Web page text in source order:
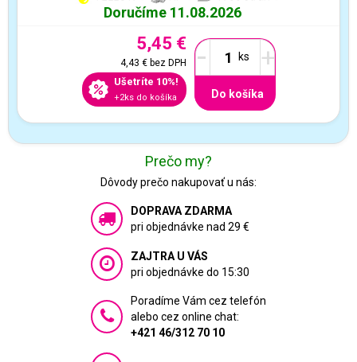
Doručíme 11.08.2026
5,45 €
4,43 €bez DPH
Ušetríte 10%!
+2ks do košíka
- +
Do košíka
Prečo my?
Dôvody prečo nakupovať u nás:
DOPRAVA ZDARMA
pri objednávke nad 29 €
ZAJTRA U VÁS
pri objednávke do 15:30
Poradíme Vám cez telefón
alebo cez online chat:
+421 46/312 70 10